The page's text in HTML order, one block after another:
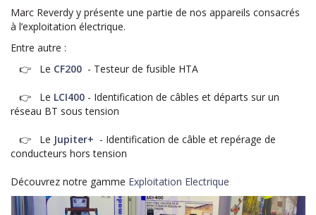
Marc Reverdy y présente une partie de nos appareils consacrés
à l’exploitation électrique.
Entre autre :
👉 Le CF200 - Testeur de fusible HTA
👉 Le LCI400 - Identification de câbles et départs sur un
réseau BT sous tension
👉 Le Jupiter+ - Identification de câble et repérage de
conducteurs hors tension
Découvrez notre gamme Exploitation Electrique